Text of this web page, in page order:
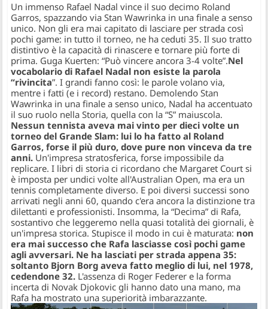
Un immenso Rafael Nadal vince il suo decimo Roland
Garros, spazzando via Stan Wawrinka in una finale a senso
unico. Non gli era mai capitato di lasciare per strada così
pochi game: in tutto il torneo, ne ha ceduti 35. Il suo tratto
distintivo è la capacità di rinascere e tornare più forte di
prima. Guga Kuerten: “Può vincere ancora 3-4 volte”.Nel
vocabolario di Rafael Nadal non esiste la parola
“rivincita”. I grandi fanno così: le parole volano via,
mentre i fatti (e i record) restano. Demolendo Stan
Wawrinka in una finale a senso unico, Nadal ha accentuato
il suo ruolo nella Storia, quella con la “S” maiuscola.
Nessun tennista aveva mai vinto per dieci volte un
torneo del Grande Slam: lui lo ha fatto al Roland
Garros, forse il più duro, dove pure non vinceva da tre
anni. Un'impresa stratosferica, forse impossibile da
replicare. I libri di storia ci ricordano che Margaret Court si
è imposta per undici volte all'Australian Open, ma era un
tennis completamente diverso. E poi diversi successi sono
arrivati negli anni 60, quando c'era ancora la distinzione tra
dilettanti e professionisti. Insomma, la “Decima” di Rafa,
sostantivo che leggeremo nella quasi totalità dei giornali, è
un'impresa storica. Stupisce il modo in cui è maturata: non
era mai successo che Rafa lasciasse così pochi game
agli avversari. Ne ha lasciati per strada appena 35:
soltanto Bjorn Borg aveva fatto meglio di lui, nel 1978,
cedendone 32. L'assenza di Roger Federer e la forma
incerta di Novak Djokovic gli hanno dato una mano, ma
Rafa ha mostrato una superiorità imbarazzante.